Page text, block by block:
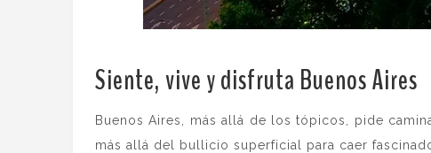
Siente, vive y disfruta Buenos Aires
Buenos Aires, más allá de los tópicos, pide
más allá del bullicio superficial para caer